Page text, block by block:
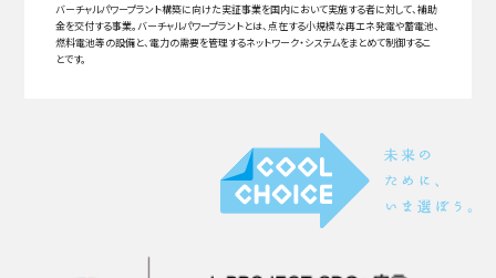
バーチャルパワープラント構築に向けた実証事業を国内において実施する者に対して、補助
金を交付する事業。バーチャルパワープラントとは、点在する小規模な再エネ発電や蓄電池、
燃料電池等の設備と、電力の需要を管理するネットワーク・システムをまとめて制御するこ
とです。